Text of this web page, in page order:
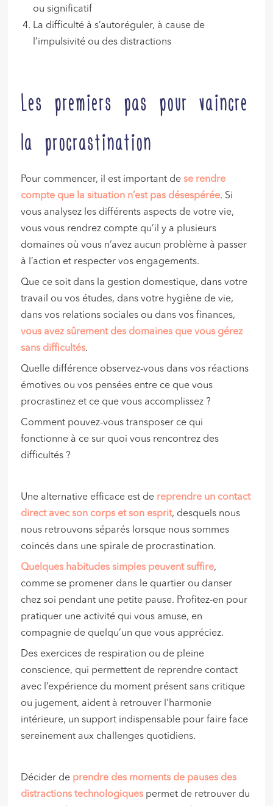
ou significatif
La difficulté à s’autoréguler, à cause de
l’impulsivité ou des distractions
Les premiers pas pour vaincre
la procrastination
Pour commencer, il est important dese rendre
compte que la situation n’est pas désespérée. Si
vous analysez les différents aspects de votre vie,
vous vous rendrez compte qu’il y a plusieurs
domaines où vous n’avez aucun problème à passer
à l’action et respecter vos engagements.
Que ce soit dans la gestion domestique, dans votre
travail ou vos études, dans votre hygiène de vie,
dans vos relations sociales ou dans vos finances,
vous avez sûrement des domaines que vous gérez
sans difficultés.
Quelle différence observez-vous dans vos réactions
émotives ou vos pensées entre ce que vous
procrastinez et ce que vous accomplissez ?
Comment pouvez-vous transposer ce qui
fonctionne à ce sur quoi vous rencontrez des
difficultés ?
Une alternative efficace est de reprendre un contact
direct avec son corps et son esprit, desquels nous
nous retrouvons séparés lorsque nous sommes
coincés dans une spirale de procrastination.
Quelques habitudes simples peuvent suffire,
comme se promener dans le quartier ou danser
chez soi pendant une petite pause. Profitez-en pour
pratiquer une activité qui vous amuse, en
compagnie de quelqu’un que vous appréciez.
Des exercices de respiration ou de pleine
conscience, qui permettent de reprendre contact
avec l’expérience du moment présent sans critique
ou jugement, aident à retrouver l’harmonie
intérieure, un support indispensable pour faire face
sereinement aux challenges quotidiens.
Décider de prendre des moments de pauses des
distractions technologiques permet de retrouver du